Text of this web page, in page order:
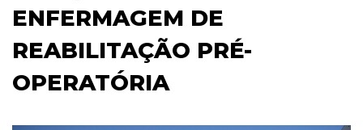
ENFERMAGEM DE
REABILITAÇÃO PRÉ-
OPERATÓRIA